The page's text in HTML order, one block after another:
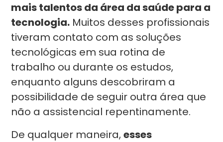
mais talentos da área da saúde para a
tecnologia. Muitos desses profissionais
tiveram contato com as soluções
tecnológicas em sua rotina de
trabalho ou durante os estudos,
enquanto alguns descobriram a
possibilidade de seguir outra área que
não a assistencial repentinamente.
De qualquer maneira,esses